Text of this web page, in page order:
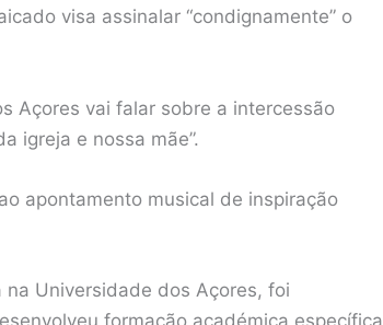
visa assinalar “condignamente” o
Açores vai falar sobre a intercessão
igreja e nossa mãe”.
apontamento musical de inspiração
Universidade dos Açores, foi
formação académica específica